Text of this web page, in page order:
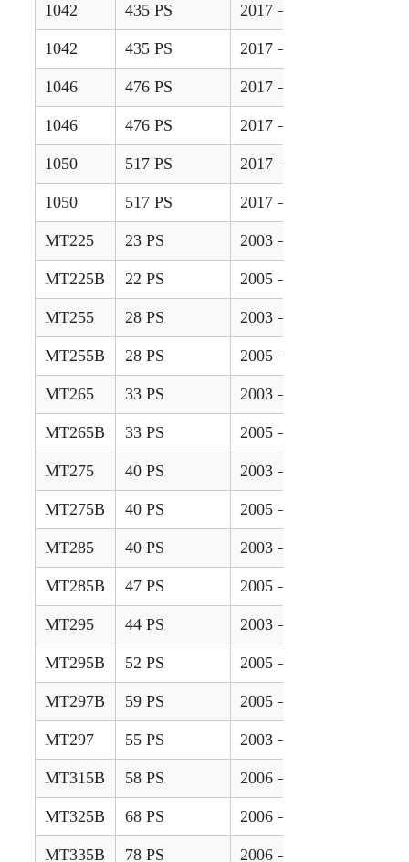
1042 435 PS 2017 – 2020
1042 435 PS 2017 – 2021
1046 476 PS 2017 – 2020
1046 476 PS 2017 – 2021
1050 517 PS 2017 – 2020
1050 517 PS 2017 – 2021
MT225 23 PS 2003 – 2005
MT225B 22 PS 2005 – 2008
MT255 28 PS 2003 – 2005
MT255B 28 PS 2005 – 2008
MT265 33 PS 2003 – 2005
MT265B 33 PS 2005 – 2008
MT275 40 PS 2003 – 2005
MT275B 40 PS 2005 – 2008
MT285 40 PS 2003 – 2005
MT285B 47 PS 2005 – 2008
MT295 44 PS 2003 – 2005
MT295B 52 PS 2005 – 2008
MT297B 59 PS 2005 – 2008
MT297 55 PS 2003 – 2004
MT315B 58 PS 2006 – 2007
MT325B 68 PS 2006 – 2009
MT335B 78 PS 2006 – 2009